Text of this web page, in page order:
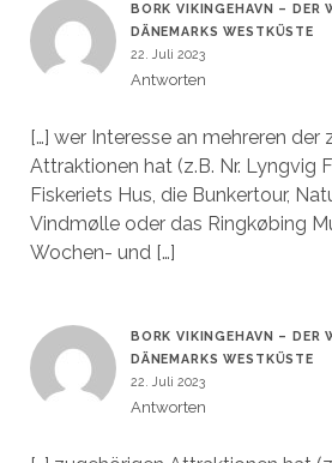
BORK VIKINGEHAVN – DER
DÄNEMARKS WESTKÜSTE
22. Juli 2023
Antworten
[…] wer Interesse an mehreren der
Attraktionen hat (z.B. Nr. Lyngvig
Fiskeriets Hus, die Bunkertour,
Vindmølle oder das Ringkøbing
Wochen- und […]
BORK VIKINGEHAVN – DER
DÄNEMARKS WESTKÜSTE
22. Juli 2023
Antworten